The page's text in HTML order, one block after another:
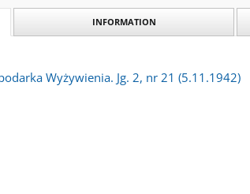
INFORMATION
Wyżywienia. Jg. 2, nr 21 (5.11.1942)